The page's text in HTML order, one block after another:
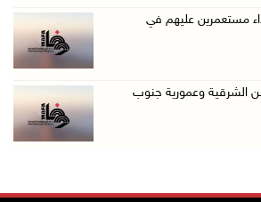
في "جيلو" يهدد بعزل القدس ...
عسكريًا على مدخل بلدة دي ...
على ثلاثة منازل في حي ...
اعتداء مستعمرين عليهم في
الشرقية وعمورية جنوب